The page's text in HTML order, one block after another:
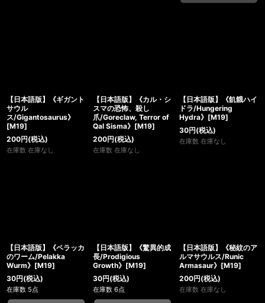
【日本語版】《ギガント
サウル
ス/Gigantosaurus》
[M19]
200円(税込)
在庫数 在庫なし
【日本語版】《カル・シ
スマの恐怖、殺し
爪/Goreclaw, Terror of
Qal Sisma》[M19]
200円(税込)
在庫数 在庫なし
【日本語版】《飢餓ハイ
ドラ/Hungering
Hydra》[M19]
30円(税込)
在庫数 在庫なし
【日本語版】《ペラッカ
のワーム/Pelakka
Wurm》[M19]
30円(税込)
在庫数 5点
【日本語版】《驚異的成
長/Prodigious
Growth》[M19]
30円(税込)
在庫数 6点
【日本語版】《秘紋のア
ルマサウルス/Runic
Armasaur》[M19]
200円(税込)
在庫数 在庫なし